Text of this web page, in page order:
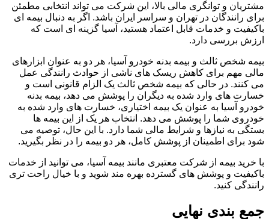
مشتریان و توانگری مالی بالا، این شرکت می تواند انتخابی مطمئن
برای رانندگان در تهران و سراسر ایران باشد. اگر به دنبال بیمه ای
باکیفیت و خدمات قابل اعتماد هستید، آسیا گزینه ای است که
ارزش بررسی دارد.
بیمه شخص ثالث و بیمه بدنه خودرو آسیا، هر دو به عنوان ابزارهای
مالی مهم برای کاهش ریسک های ناشی از حوادث رانندگی عمل
می کنند. در حالی که بیمه شخص ثالث یک الزام قانونی است و
خسارت های وارد شده به دیگران را پوشش می دهد، بیمه بدنه
خودرو آسیا به عنوان یک بیمه اختیاری، خسارت های وارد شده به
خودروی شما را پوشش می دهد. انتخاب هر یک از این بیمه ها
بستگی به نیازها و شرایط مالی شما دارد. با این حال، توصیه می
شود برای اطمینان از پوشش کامل، هر دو بیمه را در نظر بگیرید.
با خرید بیمه از شرکت معتبری مانند بیمه آسیا، می توانید از خدمات
باکیفیت و پوشش های گسترده بهره مند شوید و با خیال راحت تری
رانندگی کنید.
جمع بندی نهایی